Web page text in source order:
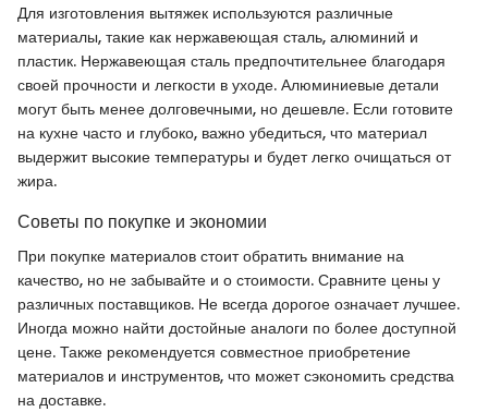
Для изготовления вытяжек используются различные
материалы, такие как нержавеющая сталь, алюминий и
пластик. Нержавеющая сталь предпочтительнее благодаря
своей прочности и легкости в уходе. Алюминиевые детали
могут быть менее долговечными, но дешевле. Если готовите
на кухне часто и глубоко, важно убедиться, что материал
выдержит высокие температуры и будет легко очищаться от
жира.
Советы по покупке и экономии
При покупке материалов стоит обратить внимание на
качество, но не забывайте и о стоимости. Сравните цены у
различных поставщиков. Не всегда дорогое означает лучшее.
Иногда можно найти достойные аналоги по более доступной
цене. Также рекомендуется совместное приобретение
материалов и инструментов, что может сэкономить средства
на доставке.